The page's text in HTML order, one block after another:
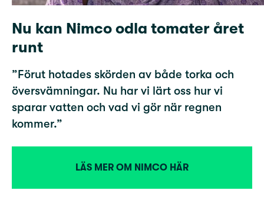
Nu kan Nimco odla tomater året
runt
”Förut hotades skörden av både torka och
översvämningar. Nu har vi lärt oss hur vi
sparar vatten och vad vi gör när regnen
kommer.”
LÄS MER OM NIMCO HÄR